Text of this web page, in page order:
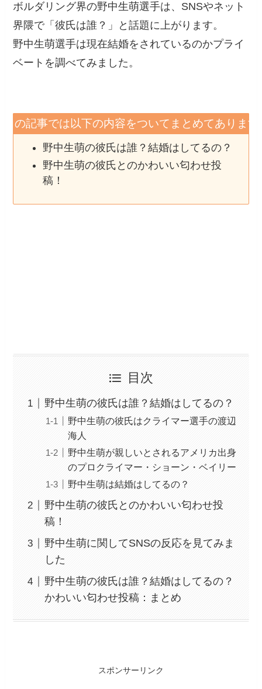
ボルダリング界の野中生萌選手は、SNSやネット
界隈で「彼氏は誰？」と話題に上がります。
野中生萌選手は現在結婚をされているのかプライ
ベートを調べてみました。
この記事では以下の内容をついてまとめてあります
野中生萌の彼氏は誰？結婚はしてるの？
野中生萌の彼氏とのかわいい匂わせ投
稿！
目次
野中生萌の彼氏は誰？結婚はしてるの？
野中生萌の彼氏はクライマー選手の渡辺
海人
野中生萌が親しいとされるアメリカ出身
のプロクライマー・ショーン・ベイリー
野中生萌は結婚はしてるの？
野中生萌の彼氏とのかわいい匂わせ投
稿！
野中生萌に関してSNSの反応を見てみま
した
野中生萌の彼氏は誰？結婚はしてるの？
かわいい匂わせ投稿：まとめ
スポンサーリンク